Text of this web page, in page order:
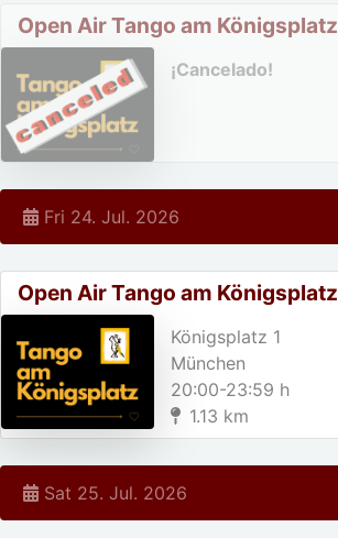
Open Air Tango am Königsplatz
¡Cancelado!
Fri 24. Jul. 2026
Open Air Tango am Königsplatz
Königsplatz 1
München
20:00-23:59 h
1.13 km
Sat 25. Jul. 2026